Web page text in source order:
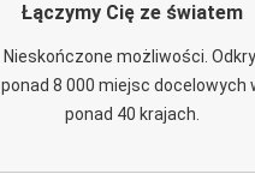
Łączymy Cię ze światem
Nieskończone możliwości.
ponad 8 000 miejsc docelowych
ponad 40 krajach.